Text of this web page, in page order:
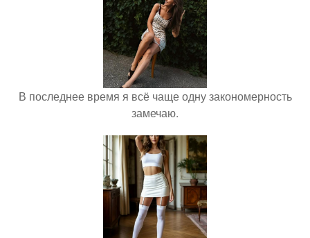
В последнее время я всё чаще одну закономерность
замечаю.